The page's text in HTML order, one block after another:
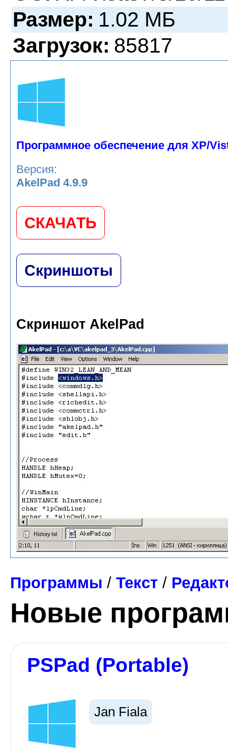
Размер: 1.02 МБ
Загрузок: 85817
Программное обеспечение для XP/
Версия:
AkelPad 4.9.9
СКАЧАТЬ
Скриншоты
Скриншот AkelPad
Программы / Текст /
Новые
PSPad (Portable)
Jan Fiala